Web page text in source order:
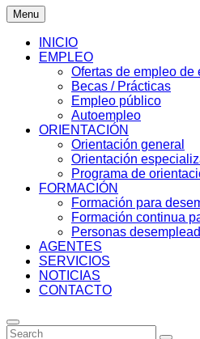
Menu
INICIO
EMPLEO
Ofertas de empleo de
Becas / Prácticas
Empleo público
Autoempleo
ORIENTACIÓN
Orientación general
Orientación
Programa de
FORMACIÓN
Formación para
Formación continua
Personas
AGENTES
SERVICIOS
NOTICIAS
CONTACTO